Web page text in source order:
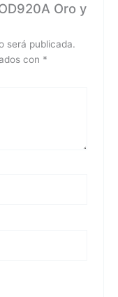
Oro y
será publicada.
con *